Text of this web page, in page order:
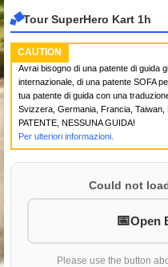
Tour SuperHero Kart 1h
CAUTION
Avrai bisogno di una patente di guida
internazionale, di una patente SOFA
tua patente di guida con una
Svizzera, Germania, Francia,
PATENTE, NESSUNA GUIDA!
Per ulteriori informazioni.
Could not
Open
Please use the button